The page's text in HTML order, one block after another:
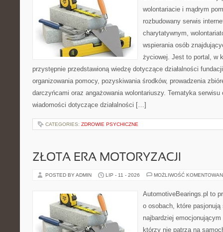
wolontariacie i mądrym
rozbudowany serwis
charytatywnym,
wspierania osób
życiowej. Jest to portal, w
przystępnie przedstawioną wiedzę dotyczące działalności
organizowania pomocy, pozyskiwania środków, prowadzenia
darczyńcami oraz angażowania wolontariuszy. Tematyka
wiadomości dotyczące działalności […]
CATEGORIES: ZDROWIE PSYCHICZNE
ZŁOTA ERA MOTORYZACJI
POSTED BY ADMIN LIP - 11 - 2026 MOŻLIWOŚĆ
AutomotiveBearings.pl to
o osobach, które
najbardziej
którzy nie patrzą na